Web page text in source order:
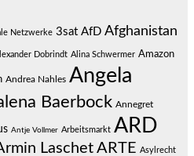
Netzwerke 3sat AfD Afghanistan
Dobrindt Alina Schwermer Amazon
Andrea Nahles Angela
Baerbock Annegret
Antje Vollmer Arbeitsmarkt ARD
Laschet ARTE Asylrecht